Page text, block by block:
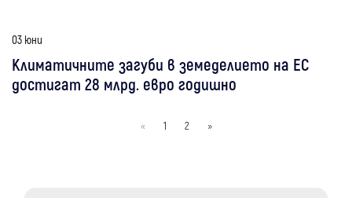
03 юни
Климатичните загуби в земеделието на ЕС
достигат 28 млрд. евро годишно
« 1 2 »